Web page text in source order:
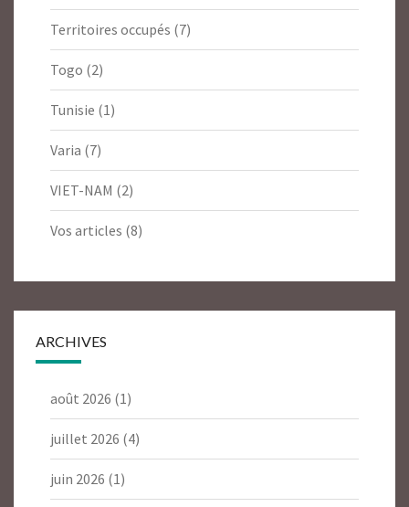
Territoires occupés (7)
Togo (2)
Tunisie (1)
Varia (7)
VIET-NAM (2)
Vos articles (8)
ARCHIVES
août 2026 (1)
juillet 2026 (4)
juin 2026 (1)